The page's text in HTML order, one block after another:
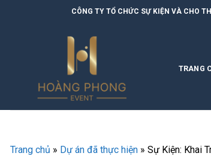
CÔNG TY TỔ CHỨC SỰ KIỆN VÀ CHO THUÊ THIẾT BỊ SỰ
TRANG
Trang chủ » Dự án đã thực hiện » Sự Kiện: Khai